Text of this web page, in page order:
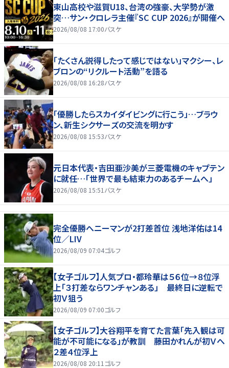
東山高校や滋賀U18、台湾の強豪、大学勢が激
突…サン・クロレラ主催『SC CUP 2026』が開催へ
2026/08/08 17:00バスケ
「たくさん説得したって感じではない」マクシー、レ
ブロンの“リクルート活動”を語る
2026/08/08 16:28バスケ
「優勝したらスカイダイビングに行こう」…ブラウ
ン、新生シクサーズの交流を明かす
2026/08/08 15:53バスケ
元日本代表・吉田亜沙美が三菱電機のキャプテン
に就任…「世界で最も結束力のあるチームへ」
2026/08/08 15:51 バスケ
完全優勝へニーマンが2打差首位 浅地洋佑は14
位／LIV
2026/08/09 07:04ゴルフ
【女子ゴルフ】人気プロ・都玲華は５６位→８位浮
上「３打差ならワンチャンある」 最終日に逆転で
初Ｖ狙う
2026/08/09 07:00ゴルフ
【女子ゴルフ】大谷翔平を育てた言葉「先入観は可
能が不可能になる」が教訓 藤田かれんが初Ｖへ
２差４位浮上
2026/08/08 20:11 ゴルフ